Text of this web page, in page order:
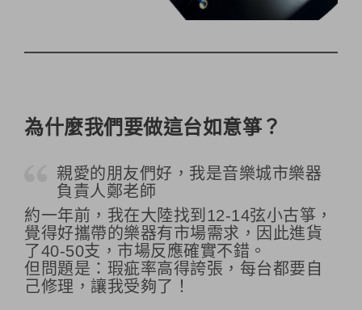
為什麼我們要做這台如意箏？
親愛的朋友們好，我是音樂城市樂器
負責人鄭老師
約一年前，我在大陸找到12-14弦小古箏，
覺得好攜帶的樂器有市場需求，因此進貨
了40-50支，市場反應確實不錯。
但問題是：瑕疵率高得誇張，每台都要自
己修理，讓我受夠了！